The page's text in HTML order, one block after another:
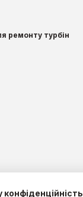
ремонту турбін